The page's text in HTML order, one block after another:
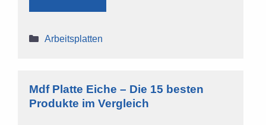
Kategorien
Arbeitsplatten
Mdf Platte Eiche – Die 15 besten
Produkte im Vergleich